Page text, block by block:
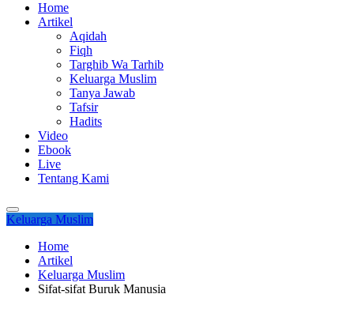
Home
Artikel
Aqidah
Fiqh
Targhib Wa Tarhib
Keluarga Muslim
Tanya Jawab
Tafsir
Hadits
Video
Ebook
Live
Tentang Kami
Keluarga Muslim
Home
Artikel
Keluarga Muslim
Sifat-sifat Buruk Manusia